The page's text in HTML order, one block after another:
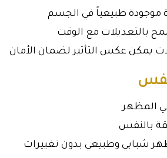
موجودة طبيعياً في الجسم
بالتعديلات مع الوقت
يمكن عكس التأثير لضمان الأمان
المظهر
بالنفس
شبابي وطبيعي بدون تغييرات